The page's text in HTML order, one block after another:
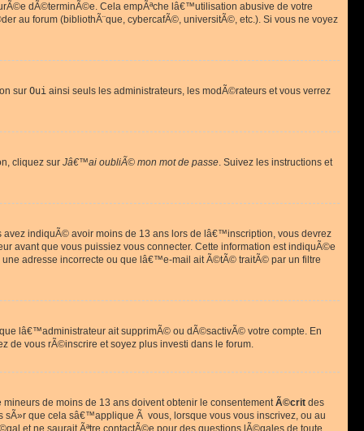
dÃ©terminÃ©e. Cela empÃªche lâ€™utilisation abusive de votre
au forum (bibliothÃ¨que, cybercafÃ©, universitÃ©, etc.). Si vous ne voyez
sur Oui ainsi seuls les administrateurs, les modÃ©rateurs et vous verrez
cliquez sur Jâ€™ai oubliÃ© mon mot de passe. Suivez les instructions et
indiquÃ© avoir moins de 13 ans lors de lâ€™inscription, vous devrez
avant que vous puissiez vous connecter. Cette information est indiquÃ©e
adresse incorrecte ou que lâ€™e-mail ait Ã©tÃ© traitÃ© par un filtre
lâ€™administrateur ait supprimÃ© ou dÃ©sactivÃ© votre compte. En
de vous rÃ©inscrire et soyez plus investi dans le forum.
de moins de 13 ans doivent obtenir le consentementÃ©crit des
que cela sâ€™applique Ã vous, lorsque vous vous inscrivez, ou au